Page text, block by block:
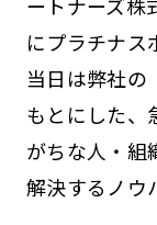
ートナーズ株
にプラチナス
当日は弊社の
もとにした、
がちな人・組
解決するノウ